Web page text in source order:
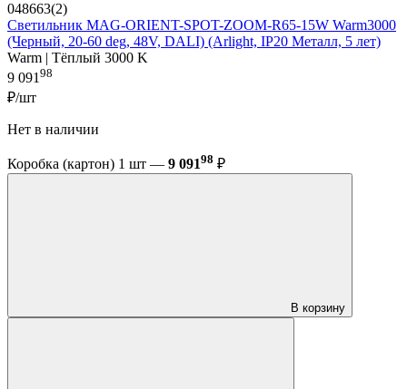
048663(2)
Светильник MAG-ORIENT-SPOT-ZOOM-R65-15W Warm3000
(Черный, 20-60 deg, 48V, DALI) (Arlight, IP20 Металл, 5 лет)
Warm | Тёплый 3000 K
9 09198
₽/шт
Нет в наличии
Коробка (картон) 1 шт — 9 09198 ₽
В корзину